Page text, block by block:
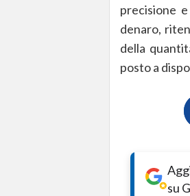
precisione
denaro,
della
posto a
su